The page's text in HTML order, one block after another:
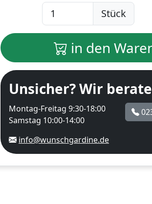
Stück
in den
Unsicher? Wir
Montag-Freitag 9:30-18:00
Samstag 10:00-14:00
info@wunschgardine.de